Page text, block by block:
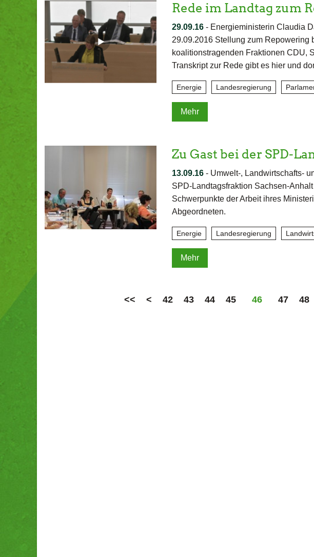
Rede im Landtag zum
29.09.16- Energieministerin Claudia
29.09.2016 Stellung zum Repowering
koalitionstragenden Fraktionen CDU,
Transkript zur Rede gibt es hier und
Energie Landesregierung
Mehr
Zu Gast bei der SPD-
13.09.16- Umwelt-, Landwirtschafts-
SPD-Landtagsfraktion Sachsen-
Schwerpunkte der Arbeit ihres
Abgeordneten.
Energie Landesregierung
Mehr
<< < 42 43 44 45 46 47 48